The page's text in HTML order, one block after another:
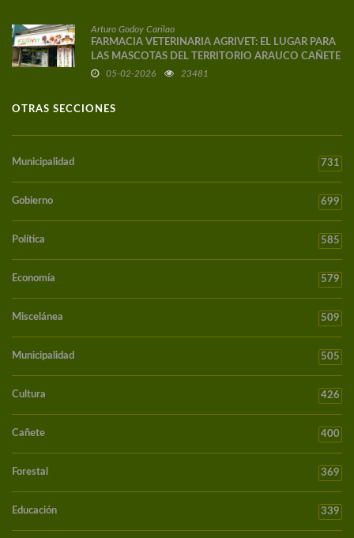
Arturo Godoy Carilao
FARMACIA VETERINARIA AGRIVET: EL LUGAR PARA
LAS MASCOTAS DEL TERRITORIO ARAUCO CAÑETE
05-02-2026 23481
OTRAS SECCIONES
Municipalidad 731
Gobierno 699
Política 585
Economía 579
Miscelánea 509
Municipalidad 505
Cultura 426
Cañete 400
Forestal 369
Educación 339